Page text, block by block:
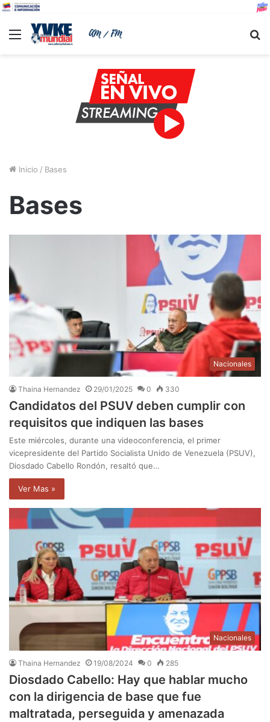
Menu
Inicio / Bases
Bases
Nacionales
Thaina Hernandez 29/01/2025 0 330
Candidatos del PSUV deben cumplir con
requisitos que indiquen las bases
Este miércoles, durante una videoconferencia, el primer
vicepresidente del Partido Socialista Unido de Venezuela (PSUV),
Diosdado Cabello Rondón, resaltó que…
Ver Mas »
Nacionales
Thaina Hernandez 19/08/2024 0 285
Diosdado Cabello: Hay que hablar mucho
con la dirigencia de base que fue
maltratada, perseguida y amenazada